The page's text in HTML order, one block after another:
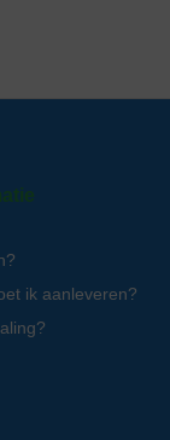
ik aanleveren?